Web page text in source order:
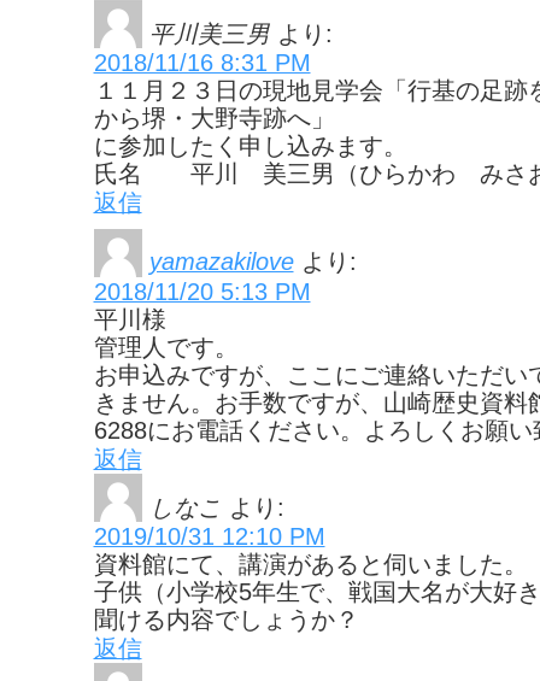
平川美三男 より:
2018/11/16 8:31 PM
１１月２３日の現地見学会「行基の足跡
から堺・大野寺跡へ」
に参加したく申し込みます。
氏名 平川 美三男（ひらかわ みさ
返信
yamazakilove より:
2018/11/20 5:13 PM
平川様
管理人です。
お申込みですが、ここにご連絡いただい
きません。お手数ですが、山崎歴史資料
6288にお電話ください。よろしくお願い
返信
しなこ より:
2019/10/31 12:10 PM
資料館にて、講演があると伺いました。
子供（小学校5年生で、戦国大名が大好
聞ける内容でしょうか？
返信